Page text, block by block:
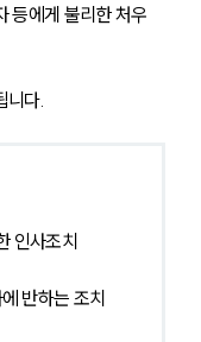
등에게 불리한 처우
니다.
인사조치
반하는 조치